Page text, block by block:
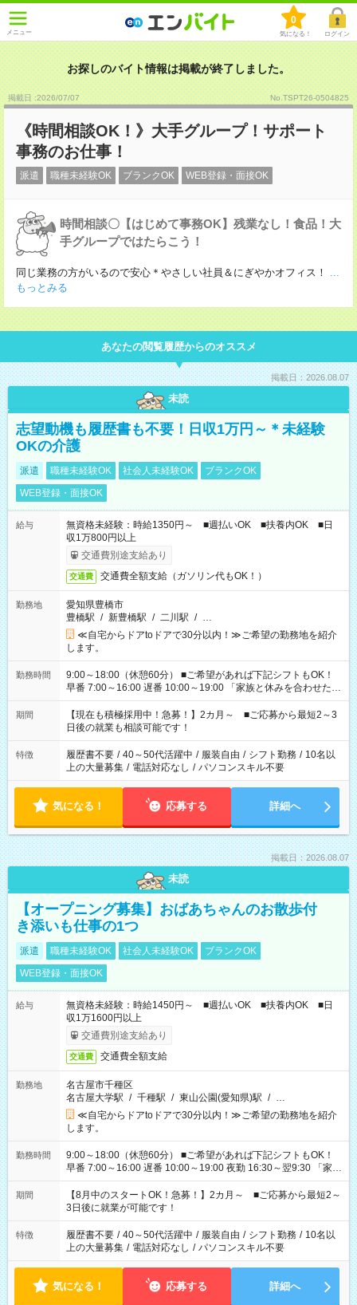
メニュー
0
気になる！ ログイン
お探しのバイト情報は掲載が終了しました。
掲載日 :2026/07/07 No.TSPT26-0504825
《時間相談OK！》大手グループ！サポート
事務のお仕事！
派遣 職種未経験OK ブランクOK WEB登録・面接OK
時間相談〇【はじめて事務OK】残業なし！食品！大
手グループではたらこう！
同じ業務の方がいるので安心＊やさしい社員＆にぎやかオフィス！
...
もっとみる
あなたの閲覧履歴からのオススメ
掲載日：2026.08.07
未読
志望動機も履歴書も不要！日収1万円～＊未経験
OKの介護
派遣 職種未経験OK 社会人未経験OK
ブランクOK
WEB登録・面接OK
給与
無資格未経験：時給1350円～ ■週払いOK ■扶養内OK ■日
収1万800円以上
交通費別途支給あり
交通費 交通費全額支給（ガソリン代もOK！）
勤務地
愛知県豊橋市
豊橋駅 / 新豊橋駅 / 二川駅 / …
≪自宅からドアtoドアで30分以内！≫ご希望の勤務地を紹介
します。
勤務時間
9:00～18:00（休憩60分） ■ご希望があれば下記シフトもOK！
早番 7:00～16:00 遅番 10:00～19:00 「家族と休みを合わせた
い」 「余裕を持って夕飯の準備がしたい」 「できれば残業はし
たくない」 など、ご希望を教えてくださいね。 ※Wワーク希望
の方へ 今ご覧のお仕事で希望する勤務時間と、もう1つのお仕事
の勤務時間。 合計で週40時間を超える場合は応募できません。
期間
【現在も積極採用中！急募！】2カ月～ ■ご応募から最短2～3
日後の就業も相談可能です！
特徴 履歴書不要 / 40～50代活躍中 / 服装自由 / シフト勤務 / 10名以
上の大量募集 / 電話対応なし / パソコンスキル不要
気になる！ 応募する 詳細へ
掲載日：2026.08.07
未読
【オープニング募集】おばあちゃんのお散歩付
き添いも仕事の1つ
派遣 職種未経験OK 社会人未経験OK
ブランクOK
WEB登録・面接OK
給与
無資格未経験：時給1450円～ ■週払いOK ■扶養内OK ■日
収1万1600円以上
交通費別途支給あり
交通費 交通費全額支給
勤務地
名古屋市千種区
名古屋大学駅 / 千種駅 / 東山公園(愛知県)駅 / …
≪自宅からドアtoドアで30分以内！≫ご希望の勤務地を紹介
します。
勤務時間
9:00～18:00（休憩60分） ■ご希望があれば下記シフトもOK！
早番 7:00～16:00 遅番 10:00～19:00 夜勤 16:30～翌9:30 「家族
と休みを合わせたい」 「余裕を持って夕飯の準備がしたい」
「できれば残業はしたくない」 など、ご希望を教えてください
ね。 ※Wワーク希望の方へ 今ご覧のお仕事で希望する勤務時間
と、もう1つのお仕事の勤務時間。 合計で週40時間を超える場
合は応募できません。
期間
【8月中のスタートOK！急募！】2カ月～ ■ご応募から最短2～
3日後に就業が可能です！
特徴 履歴書不要 / 40～50代活躍中 / 服装自由 / シフト勤務 / 10名以
上の大量募集 / 電話対応なし / パソコンスキル不要
気になる！ 応募する 詳細へ